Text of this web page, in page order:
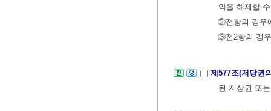
약을 해제할
②전항의 경우
③전2항의 경
제577조(저당권
된 지상권 또